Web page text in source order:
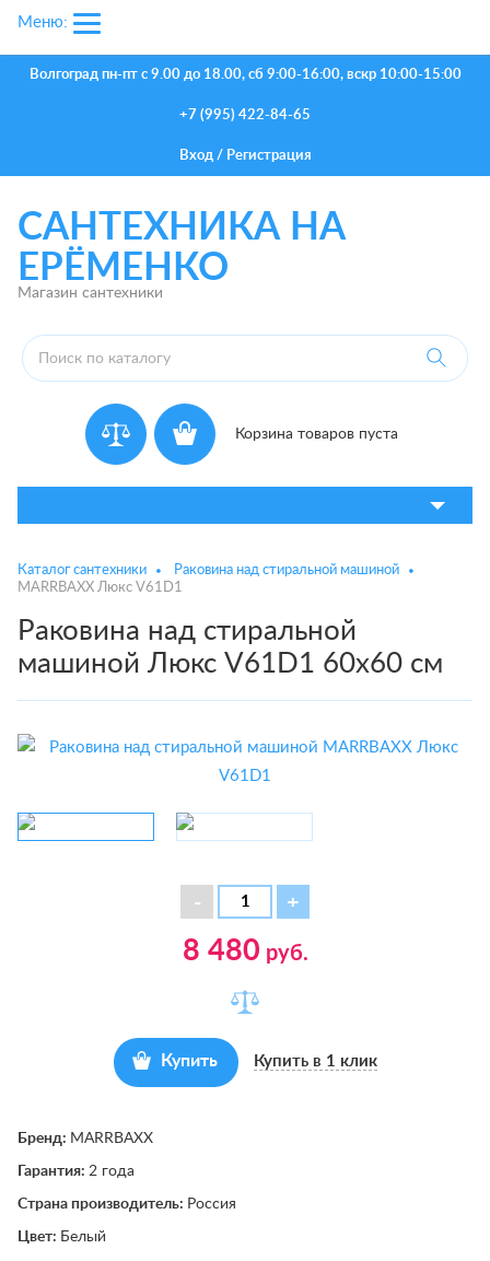
Волгоград пн-пт с 9.00 до 18.00, сб 9:00-16:00, вскр 10:00-15:00
+7 (995) 422-84-65
Вход/ Регистрация
САНТЕХНИКА НА
ЕРЁМЕНКО
Магазин сантехники
Корзина товаров пуста
Меню:
Каталог сантехники
Раковина над стиральной машиной
MARRBAXX Люкс V61D1
Раковина над стиральной
машиной Люкс V61D1 60x60 см
8 480 руб.
Купить Купить в 1 клик
Бренд: MARRBAXX
Гарантия: 2 года
Страна производитель: Россия
Цвет: Белый